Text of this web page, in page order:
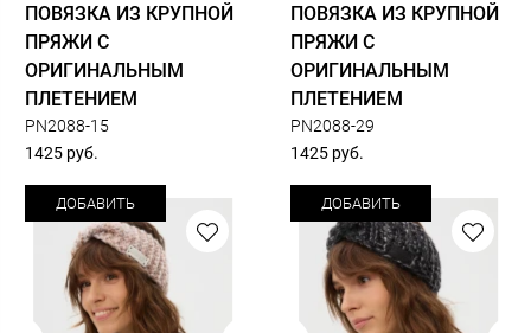
ПОВЯЗКА ИЗ КРУПНОЙ
ПРЯЖИ С
ОРИГИНАЛЬНЫМ
ПЛЕТЕНИЕМ
PN2088-15
1425 руб.
ДОБАВИТЬ
ПОВЯЗКА ИЗ КРУПНОЙ
ПРЯЖИ С
ОРИГИНАЛЬНЫМ
ПЛЕТЕНИЕМ
PN2088-29
1425 руб.
ДОБАВИТЬ